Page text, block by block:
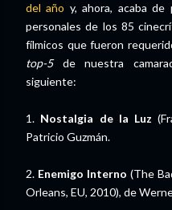
del año y, ahora, acaba de
personales de los 85
fílmicos que fueron
top-5de nuestra
siguiente:
1. Nostalgia de la Luz
Patricio Guzmán.
2. Enemigo Interno (The
Orleans, EU, 2010), de